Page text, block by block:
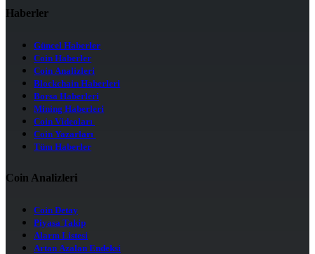
Haberler
Güncel Haberler
Coin Haberler
Coin Analizleri
Blockchain Haberleri
Borsa Haberleri
Mining Haberleri
Coin Videoları
Coin Yazarları
Tüm Haberler
Coin Analizleri
Coin Detay
Piyasa Takip
Alarm Listesi
Artan Azalan Endeksi